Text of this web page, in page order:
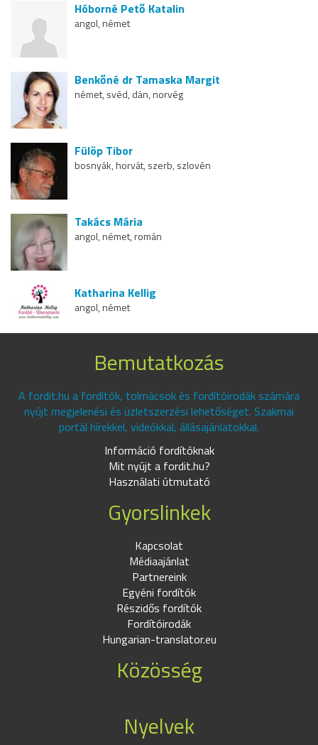
Hóborné Pető Katalin
angol, német
Benkőné dr Tamaska Margit
német, svéd, dán, norvég
Fülöp Tibor
bosnyák, horvát, szerb, szlovén
Takács Mária
angol, német, román
Katharina Kellig
angol, német
Bemutatkozás
A fordit.hu a fordítók, tolmácsok és fordítóirodák számára
nyújt megjelenési és üzletszerzési lehetőséget. Szakmai
portál hírekkel, videókkal, állásajánlatokkal.
Információ fordítóknak
Mit nyújt a fordit.hu?
Használati útmutató
Gyorslinkek
Kapcsolat
Médiaajánlat
Partnereink
Egyéni fordítók
Részidős fordítók
Fordítóirodák
Hungarian-translator.eu
Közösség
Nyelvek